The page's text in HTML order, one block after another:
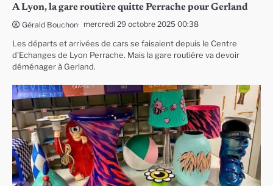
A Lyon, la gare routière quitte Perrache pour Gerland
Gérald Bouchon mercredi 29 octobre 2025 00:38
Les départs et arrivées de cars se faisaient depuis le Centre
d’Echanges de Lyon Perrache. Mais la gare routière va devoir
déménager à Gerland.